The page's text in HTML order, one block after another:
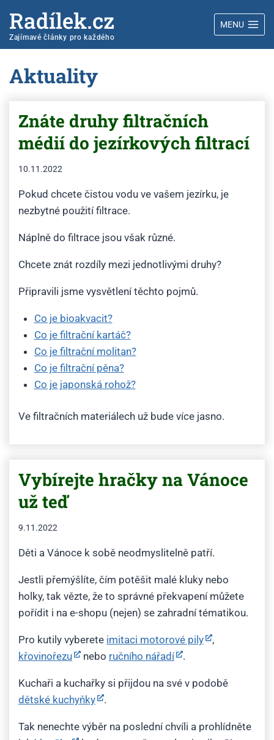
Radílek.cz
Zajímavé články pro každého
MENU
Aktuality
Znáte druhy filtračních
médií do jezírkových filtrací
10.11.2022
Pokud chcete čistou vodu ve vašem jezírku, je
nezbytné použití filtrace.
Náplně do filtrace jsou však různé.
Chcete znát rozdíly mezi jednotlivými druhy?
Připravili jsme vysvětlení těchto pojmů.
Co je bioakvacit?
Co je filtrační kartáč?
Co je filtrační molitan?
Co je filtrační pěna?
Co je japonská rohož?
Ve filtračních materiálech už bude více jasno.
Vybírejte hračky na Vánoce
už teď
9.11.2022
Děti a Vánoce k sobě neodmyslitelně patří.
Jestli přemýšlíte, čím potěšit malé kluky nebo
holky, tak vězte, že to správné překvapení můžete
pořídit i na e-shopu (nejen) se zahradní tématikou.
Pro kutily vyberete imitaci motorové pily
,
křovinořezu
nebo ručního nářadí .
Kuchaři a kuchařky si přijdou na své v podobě
dětské kuchyňky
.
Tak nenechte výběr na poslední chvíli a prohlídněte